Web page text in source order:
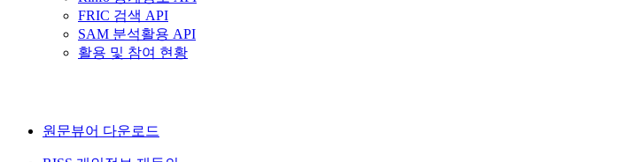
FRIC 검색 API
SAM 분석활용 API
활용 및 참여 현황
원문뷰어 다운로드